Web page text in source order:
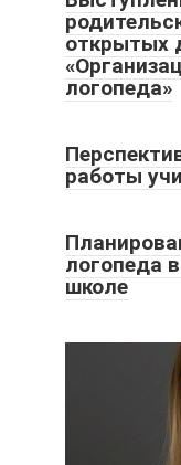
открытых
логопеда»
работы
логопеда
школе